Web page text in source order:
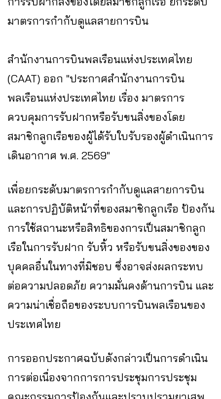
มาตรการกำกับดูแลสายการบิน
สำนักงานการบินพลเรือนแห่งประเทศไทย
(CAAT) ออก "ประกาศสำนักงานการบิน
พลเรือนแห่งประเทศไทย เรื่อง มาตรการ
ควบคุมการรับฝากหรือรับขนสิ่งของโดย
สมาชิกลูกเรือของผู้ได้รับใบรับรองผู้ดำเนินการ
เดินอากาศ พ.ศ. 2569"
เพื่อยกระดับมาตรการกำกับดูแลสายการบิน
และการปฏิบัติหน้าที่ของสมาชิกลูกเรือ ป้องกัน
การใช้สถานะหรือสิทธิของการเป็นสมาชิกลูก
เรือในการรับฝาก รับหิ้ว หรือรับขนสิ่งของของ
บุคคลอื่นในทางที่มิชอบ ซึ่งอาจส่งผลกระทบ
ต่อความปลอดภัย ความมั่นคงด้านการบิน และ
ความน่าเชื่อถือของระบบการบินพลเรือนของ
ประเทศไทย
การออกประกาศฉบับดังกล่าวเป็นการดำเนิน
การต่อเนื่องจากการการประชุมการประชุม